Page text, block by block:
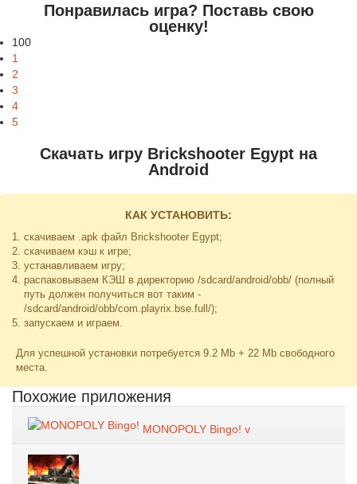
Понравилась игра? Поставь свою
оценку!
100
1
2
3
4
5
Скачать игру Brickshooter Egypt на
Android
КАК УСТАНОВИТЬ:
скачиваем .apk файл Brickshooter Egypt;
скачиваем кэш к игре;
устанавливаем игру;
распаковываем КЭШ в директорию /sdcard/android/obb/ (полный
путь должен получиться вот таким -
/sdcard/android/obb/com.playrix.bse.full/);
запускаем и играем.
Для успешной установки потребуется 9.2 Mb + 22 Mb свободного
места.
Похожие приложения
MONOPOLY Bingo! v